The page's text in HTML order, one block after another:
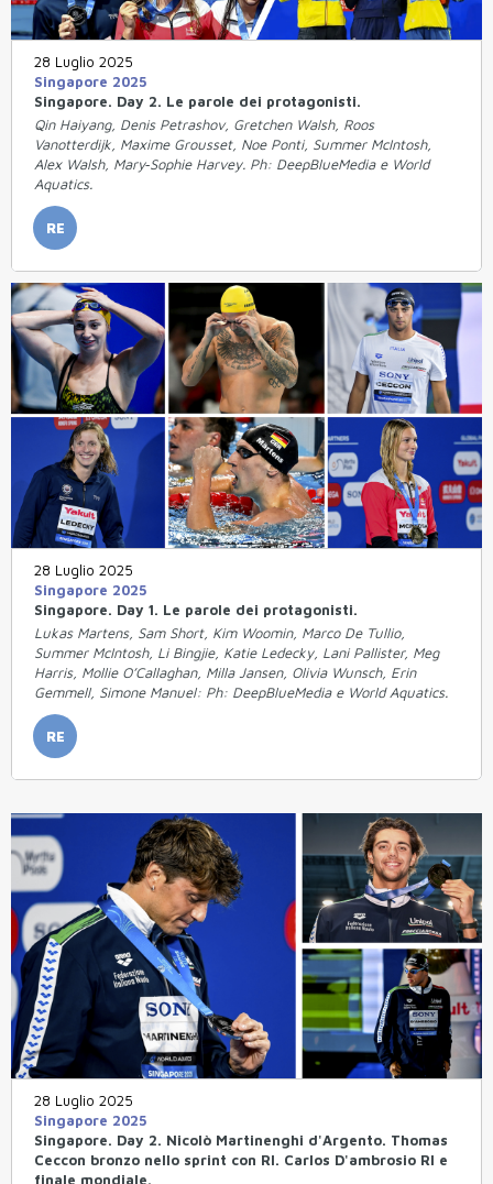
28 Luglio 2025
Singapore 2025
Singapore. Day 2. Le parole dei protagonisti.
Qin Haiyang, Denis Petrashov, Gretchen Walsh, Roos
Vanotterdijk, Maxime Grousset, Noe Ponti, Summer McIntosh,
Alex Walsh, Mary‑Sophie Harvey. Ph: DeepBlueMedia e World
Aquatics.
RE
28 Luglio 2025
Singapore 2025
Singapore. Day 1. Le parole dei protagonisti.
Lukas Martens, Sam Short, Kim Woomin, Marco De Tullio,
Summer McIntosh, Li Bingjie, Katie Ledecky, Lani Pallister, Meg
Harris, Mollie O’Callaghan, Milla Jansen, Olivia Wunsch, Erin
Gemmell, Simone Manuel: Ph: DeepBlueMedia e World Aquatics.
RE
28 Luglio 2025
Singapore 2025
Singapore. Day 2. Nicolò Martinenghi d'Argento. Thomas
Ceccon bronzo nello sprint con RI. Carlos D'ambrosio RI e
finale mondiale.